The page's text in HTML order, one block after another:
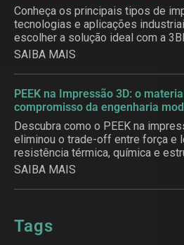
Conheça os principais tipos de
tecnologias e aplicações
escolher a solução ideal com a
SAIBA MAIS
PEEK na Impressão 3D: o
compromisso da engenharia
Descubra como o PEEK na
eliminou o trade-off entre força e
resistência térmica, química e
SAIBA MAIS
Tags